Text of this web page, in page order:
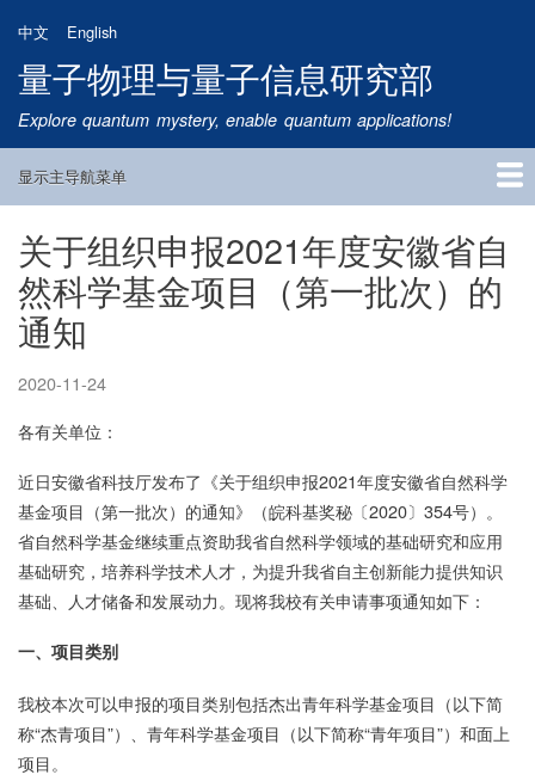
到
主
要
内
中文 English
量子物理与量子信息研究部
Explore quantum mystery, enable quantum applications!
Main
显示主导航菜单
首页
研究方向
量子卫星
团队成员
新闻动态
研究进展
学术报告
论文发表
公告通知
招生信息
相关链接
关于组织申报2021年度安徽省自
然科学基金项目（第一批次）的
通知
2020-11-24
各有关单位：
近日安徽省科技厅发布了《关于组织申报2021年度安徽省自然科学
基金项目（第一批次）的通知》（皖科基奖秘〔2020〕354号）。
省自然科学基金继续重点资助我省自然科学领域的基础研究和应用
基础研究，培养科学技术人才，为提升我省自主创新能力提供知识
基础、人才储备和发展动力。现将我校有关申请事项通知如下：
一、项目类别
我校本次可以申报的项目类别包括杰出青年科学基金项目（以下简
称“杰青项目”）、青年科学基金项目（以下简称“青年项目”）和面上
项目。